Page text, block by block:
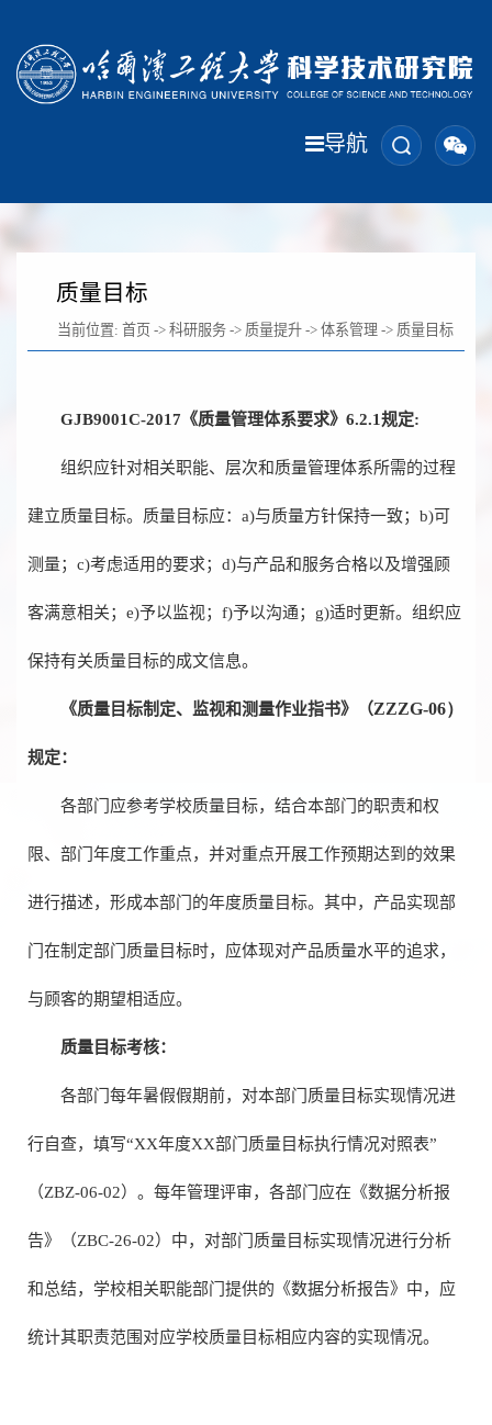
导航
质量目标
当前位置: 首页 -> 科研服务 -> 质量提升 -> 体系管理 -> 质量目标
GJB9001C-2017《质量管理体系要求》6.2.1规定:
组织应针对相关职能、层次和质量管理体系所需的过程
建立质量目标。质量目标应：a)与质量方针保持一致；b)可
测量；c)考虑适用的要求；d)与产品和服务合格以及增强顾
客满意相关；e)予以监视；f)予以沟通；g)适时更新。组织应
保持有关质量目标的成文信息。
《质量 目标制定、监视和测量作业指书》（ZZZG-06）
规定：
各部门应参考学校质量目标，结合本部门的职责和权
限、部门年度工作重点，并对重点开展工作预期达到的效果
进行描述，形成本部门的年度质量目标。其中，产品实现部
门在制定部门质量目标时，应体现对产品质量水平的追求，
与顾客的期望相适应。
质量目标考核：
各部门每年暑假假期前，对本部门质量目标实现情况进
行自查，填写“XX年度XX部门质量目标执行情况对照表”
（ZBZ-06-02）。每年管理评审，各部门应在《数据分析报
告》（ZBC-26-02）中，对部门质量目标实现情况进行分析
和总结，学校相关职能部门提供的《数据分析报告》中，应
统计其职责范围对应学校质量目标相应内容的实现情况。